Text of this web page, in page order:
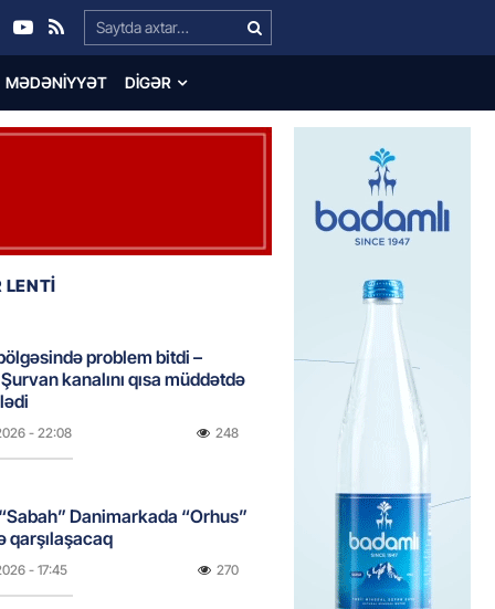
Search…
MƏDƏNIYYƏT DIGƏR
problem bitdi –
kanalını qısa müddətdə
- 22:08 248
Danimarkada “Orhus”
qarşılaşacaq
- 17:45 270